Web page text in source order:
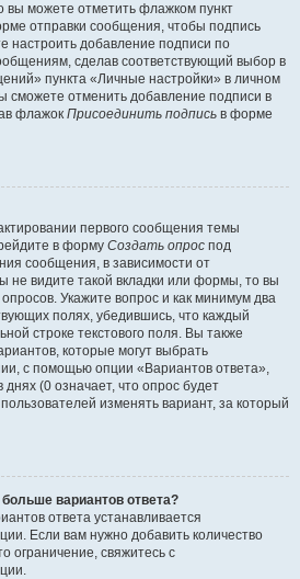
вы можете отметить флажком пункт
отправки сообщения, чтобы подпись
настроить добавление подписи по
сделав соответствующий выбор в
пункта «Личные настройки» в личном
сможете отменить добавление подписи в
флажок Присоединить подпись в форме
первого сообщения темы
в форму Создать опрос под
сообщения, в зависимости от
не видите такой вкладки или формы, то вы
Укажите вопрос и как минимум два
полях, убедившись, что каждый
строке текстового поля. Вы также
которые могут выбрать
с помощью опции «Вариантов ответа»,
(0 означает, что опрос будет
изменять вариант, за который
вариантов ответа?
ответа устанавливается
Если вам нужно добавить количество
ограничение, свяжитесь с